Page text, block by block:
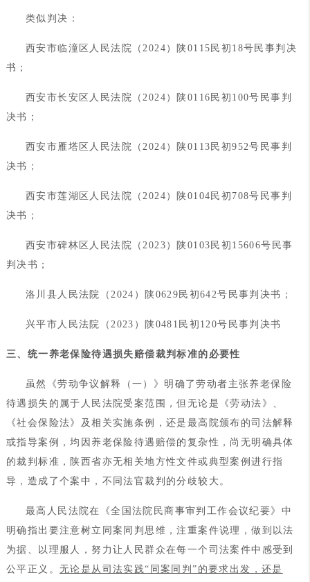
类似判决：
西安市临潼区人民法院（2024）陕0115民初18号民事判决
书；
西安市长安区人民法院（2024）陕0116民初100号民事判
决书；
西安市雁塔区人民法院（2024）陕0113民初952号民事判
决书；
西安市莲湖区人民法院（2024）陕0104民初708号民事判
决书；
西安市碑林区人民法院（2023）陕0103民初15606号民事
判决书；
洛川县人民法院（2024）陕0629民初642号民事判决书；
兴平市人民法院（2023）陕0481民初120号民事判决书
三、统一养老保险待遇损失赔偿裁判标准的必要性
虽然《劳动争议解释（一）》明确了劳动者主张养老保险
待遇损失的属于人民法院受案范围，但无论是《劳动法》、
《社会保险法》及相关实施条例，还是最高院颁布的司法解释
或指导案例，均因养老保险待遇赔偿的复杂性，尚无明确具体
的裁判标准，陕西省亦无相关地方性文件或典型案例进行指
导，造成了个案中，不同法官裁判的分歧较大。
最高人民法院在《全国法院民商事审判工作会议纪要》中
明确指出要注意树立同案同判思维，注重案件说理，做到以法
为据、以理服人，努力让人民群众在每一个司法案件中感受到
公平正义。 无论是从司法实践“同案同判”的要求出发，还是